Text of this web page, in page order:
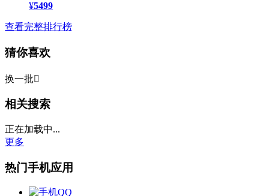
¥5499
查看完整排行榜
猜你喜欢
换一批
相关搜索
正在加载中...
更多
热门手机应用